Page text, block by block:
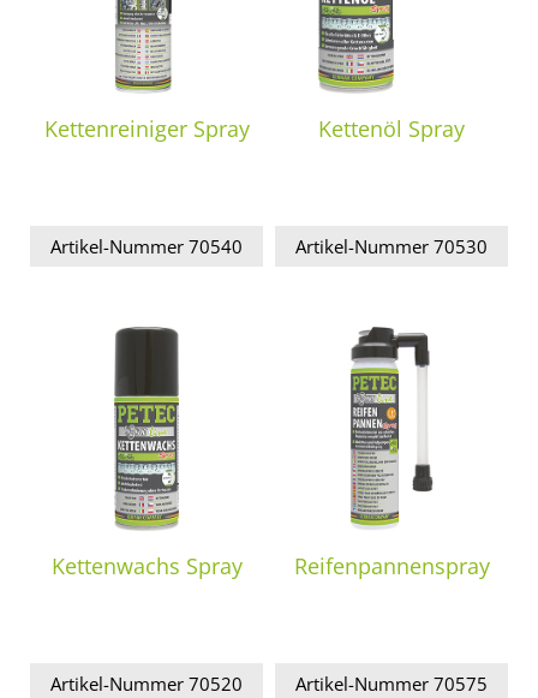
Kettenreiniger Spray
Artikel-Nummer 70540
Kettenöl Spray
Artikel-Nummer 70530
Kettenwachs Spray
Artikel-Nummer 70520
Reifenpannenspray
Artikel-Nummer 70575